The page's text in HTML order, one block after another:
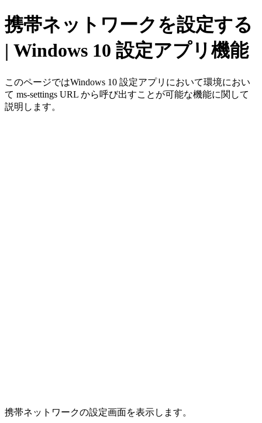
携帯ネットワークを設定する
| Windows 10 設定アプリ機能
このページではWindows 10 設定アプリにおいて環境におい
て ms-settings URL から呼び出すことが可能な機能に関して
説明します。
携帯ネットワークの設定画面を表示します。